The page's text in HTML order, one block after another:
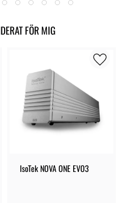
FÖR MIG
IsoTek NOVA ONE EVO3